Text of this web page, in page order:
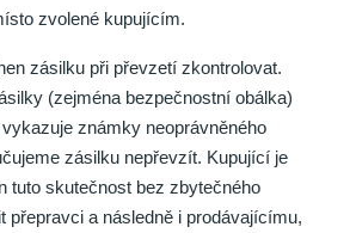
zvolené kupujícím.
zásilku při převzetí zkontrolovat.
(zejména bezpečnostní obálka)
známky neoprávněného
zásilku nepřevzít. Kupující je
tuto skutečnost bez zbytečného
přepravci a následně i prodávajícímu,